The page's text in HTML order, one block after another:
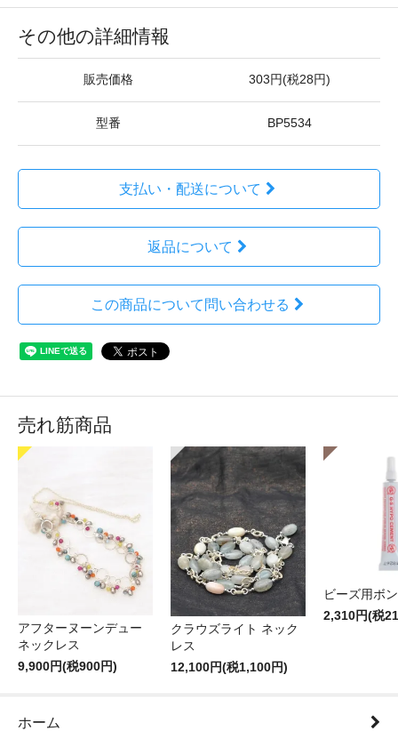
その他の詳細情報
販売価格 303円(税28円)
型番 BP5534
支払い・配送について
返品について
この商品について問い合わせる
売れ筋商品
アフターヌーンデュー
ネックレス
9,900円(税900円)
クラウズライト ネック
レス
12,100円(税1,100円)
ビーズ用ボ
2,310円(税
ホーム